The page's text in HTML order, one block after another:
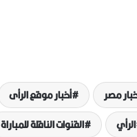
مصر
أخبار موقع الرأى
الرأي
القنوات الناقلة للمباراة